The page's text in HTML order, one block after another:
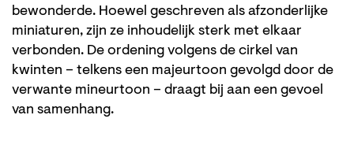
bewonderde. Hoewel geschreven als afzonderlijke
miniaturen, zijn ze inhoudelijk sterk met elkaar
verbonden. De ordening volgens de cirkel van
kwinten – telkens een majeurtoon gevolgd door de
verwante mineurtoon – draagt bij aan een gevoel
van samenhang.